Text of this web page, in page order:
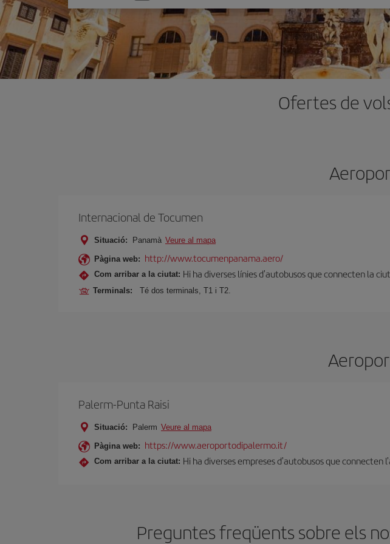
option
Ofertes de
Internacional de Tocumen
Situació: Panamà Veure al mapa
Pàgina web: http://www.tocumenpanama.aero/
Com arribar a la ciutat: Hi ha diverses línies d'autobusos que connecten la
Terminals: Té dos terminals, T1 i T2.
Palerm-Punta Raisi
Situació: Palerm Veure al mapa
Pàgina web: https://www.aeroportodipalermo.it/
Com arribar a la ciutat: Hi ha diverses empreses d'autobusos que
Preguntes freqüents sobre els